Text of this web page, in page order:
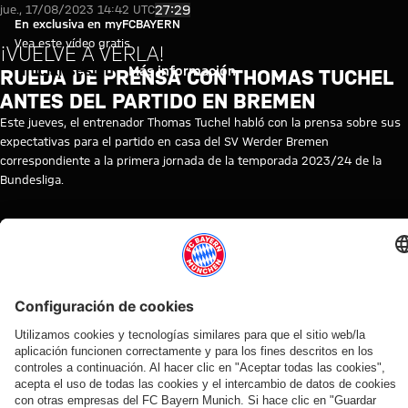
Vídeo: Rueda de prensa con
Reproducir vídeo
En exclusiva en myFCBAYERN
Vea este vídeo gratis
Iniciar sesión Más información
jue., 17/08/2023 14:42 UTC27:29
¡VUELVE A VERLA!
RUEDA DE PRENSA CON THOMAS TUCHEL
ANTES DEL PARTIDO EN BREMEN
Este jueves, el entrenador Thomas Tuchel habló con la prensa sobre sus
expectativas para el partido en casa del SV Werder Bremen
correspondiente a la primera jornada de la temporada 2023/24 de la
Bundesliga.
TEMAS DE ESTE VÍDEO
DE
BUNDESLIGA
THOMAS
TUCHEL
WERDER
BREMEN
VÍDEOS RELACIONADOS
Vídeo
VÍDEO
Jonas
Vídeo
VÍDEO
Rueda
Vídeo
VÍDEO
Entrevistas
Vídeo
EN
DIFERIDO
Vídeo
EN DIFERIDO
Presentación
Vídeo
VÍDEO
Ronda
Vídeo
VÍDEO
Ronda con
Vídeo
VÍDEO
Konrad